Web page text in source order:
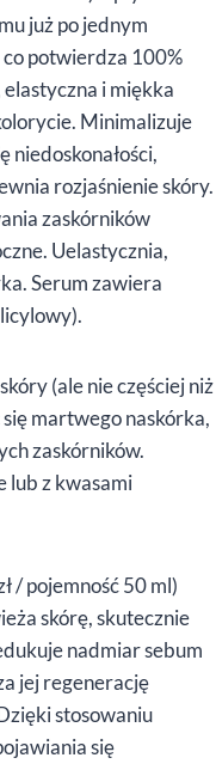
już po jednym
co potwierdza 100%
i miękka
Minimalizuje
niedoskonałości,
rozjaśnienie skóry.
zaskórników
Uelastycznia,
Serum zawiera
(ale nie częściej niż
martwego naskórka,
zaskórników.
lub z kwasami
/ pojemność 50 ml)
skórę, skutecznie
nadmiar sebum
jej regenerację
stosowaniu
się